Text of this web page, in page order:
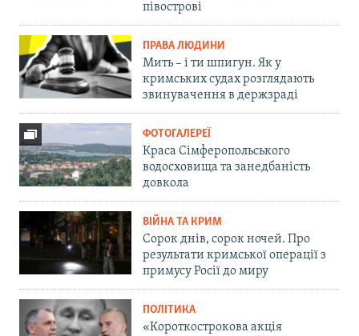
півострові
ПРАВА ЛЮДИНИ
Мить – і ти шпигун. Як у
кримських судах розглядають
звинувачення в держзраді
ФОТОГАЛЕРЕЇ
Краса Сімферопольського
водосховища та занедбаність
довкола
ВІЙНА ТА КРИМ
Сорок днів, сорок ночей. Про
результати кримської операції з
примусу Росії до миру
ПОЛІТИКА
«Короткострокова акція